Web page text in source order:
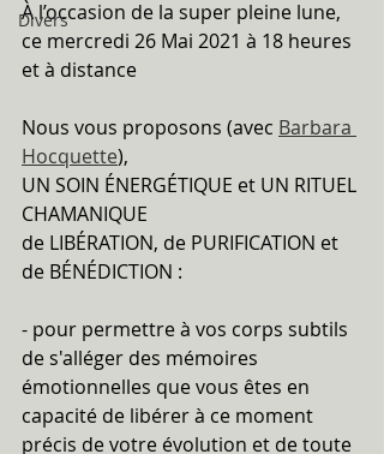
Divers
À l’occasion de la super pleine lune,
ce mercredi 26 Mai 2021 à 18 heures
et à distance
Nous vous proposons (avec Barbara
Hocquette),
UN SOIN ÉNERGÉTIQUE et UN RITUEL
CHAMANIQUE
de LIBÉRATION, de PURIFICATION et
de BÉNÉDICTION :
- pour permettre à vos corps subtils
de s'alléger des mémoires
émotionnelles que vous êtes en
capacité de libérer à ce moment
précis de votre évolution et de toute